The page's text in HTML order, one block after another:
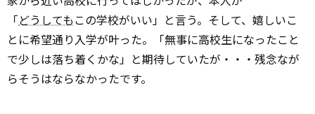
「どうしてもこの学校がいい」と言う。そして、嬉しいこ
とに希望通り入学が叶った。「無事に高校生になったこと
で少しは落ち着くかな」と期待していたが・・・残念なが
らそうはならなかったです。